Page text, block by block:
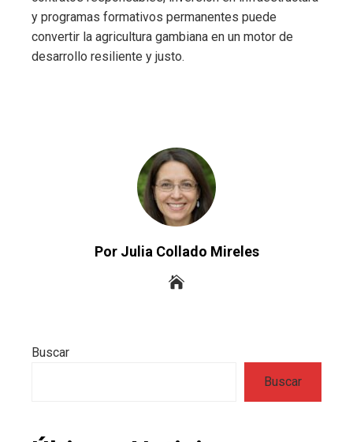
y programas formativos permanentes puede
convertir la agricultura gambiana en un motor de
desarrollo resiliente y justo.
Por Julia Collado Mireles
Buscar
Buscar